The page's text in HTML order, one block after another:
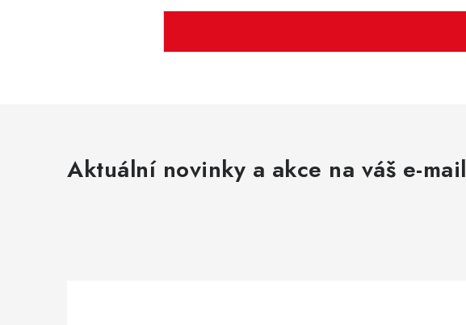
Aktuální novinky a akce na váš e-mail